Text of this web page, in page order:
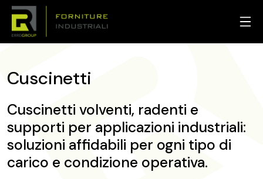
Cuscinetti
Cuscinetti volventi, radenti e
supporti per applicazioni industriali:
soluzioni affidabili per ogni tipo di
carico e condizione operativa.